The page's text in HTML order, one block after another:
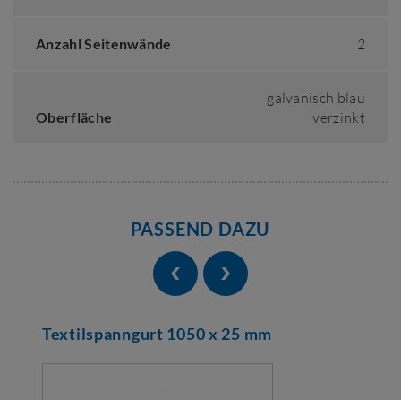
Anzahl Seitenwände 2
Oberfläche
galvanisch blau
verzinkt
PASSEND DAZU
Textilspanngurt 1050 x 25 mm